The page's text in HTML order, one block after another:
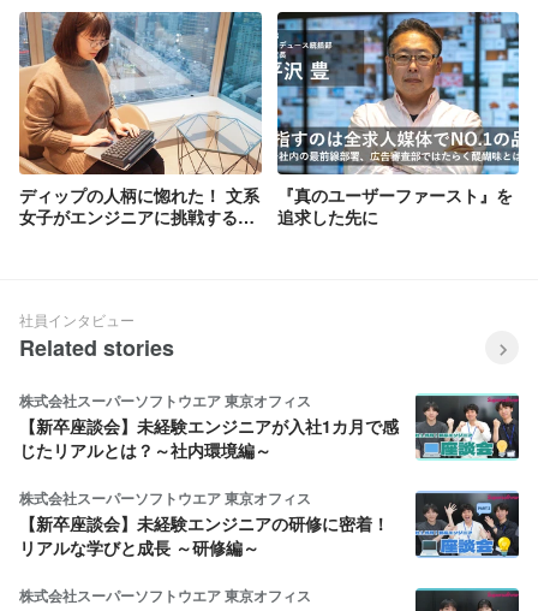
のクリエイティブ職として入社
して4年が経ちました
ディップの人柄に惚れた！ 文系
女子がエンジニアに挑戦する理
『真のユーザーファースト』を
追求した先に
社員インタビュー
Related stories
株式会社スーパーソフトウエア 東京オフィス
【新卒座談会】未経験エンジニアが入社1カ月で感
じたリアルとは？～社内環境編～
株式会社スーパーソフトウエア 東京オフィス
【新卒座談会】未経験エンジニアの研修に密着！
リアルな学びと成長 ～研修編～
株式会社スーパーソフトウエア 東京オフィス